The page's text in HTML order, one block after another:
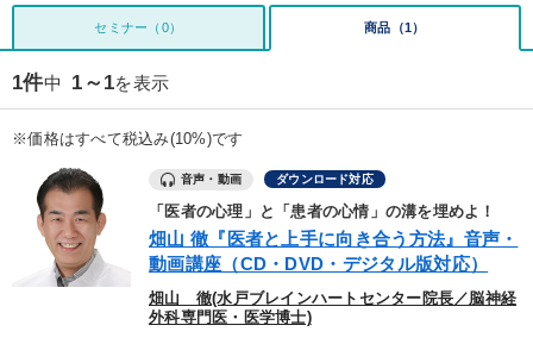
セミナー（0） 商品（1）
1件中 1～1を表示
※価格はすべて税込み(10%)です
音声・動画 ダウンロード対応
「医者の心理」と「患者の心情」の溝を埋めよ！
畑山 徹『医者と上手に向き合う方法』音声・
動画講座（CD・DVD・デジタル版対応）
畑山 徹(水戸ブレインハートセンター院長／脳神経
外科専門医・医学博士)